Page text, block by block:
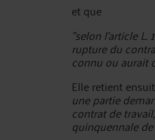
et que
"selon l'article L.
rupture du
connu ou aurait
Elle retient
une partie
contrat de
quinquennale